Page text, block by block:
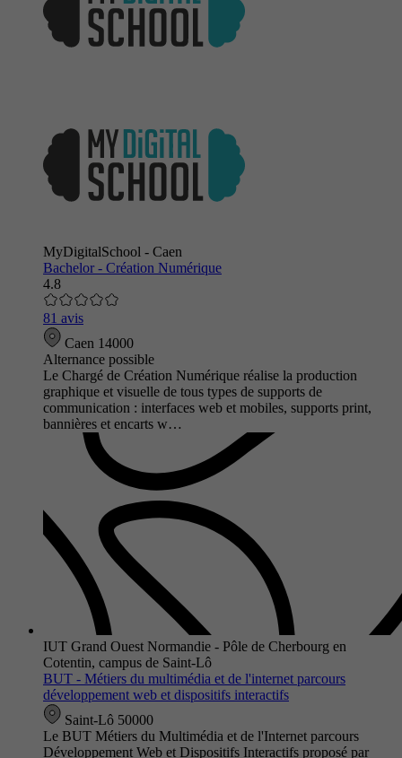
MyDigitalSchool - Caen
Bachelor - Création Numérique
4.8
81 avis
Caen 14000
Alternance possible
Le Chargé de Création Numérique réalise la production
graphique et visuelle de tous types de supports de
communication : interfaces web et mobiles, supports print,
bannières et encarts w…
IUT Grand Ouest Normandie - Pôle de Cherbourg en
Cotentin, campus de Saint-Lô
BUT - Métiers du multimédia et de l'internet parcours
développement web et dispositifs interactifs
Saint-Lô 50000
Le BUT Métiers du Multimédia et de l'Internet parcours
Développement Web et Dispositifs Interactifs proposé par